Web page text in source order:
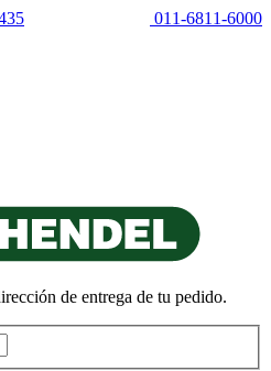
011-6811-6000
de entrega de tu pedido.